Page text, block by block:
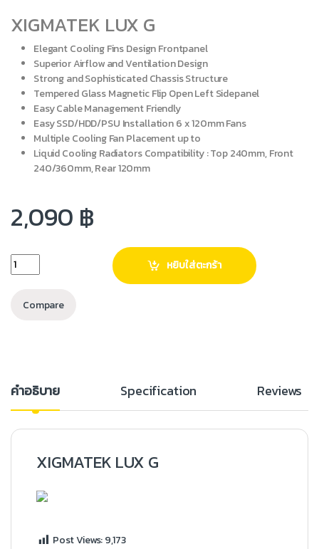
XIGMATEK LUX G
Elegant Cooling Fins Design Frontpanel
Superior Airflow and Ventilation Design
Strong and Sophisticated Chassis Structure
Tempered Glass Magnetic Flip Open Left Sidepanel
Easy Cable Management Friendly
Easy SSD/HDD/PSU Installation 6 x 120mm Fans
Multiple Cooling Fan Placement up to
Liquid Cooling Radiators Compatibility : Top 240mm, Front
240/360mm, Rear 120mm
2,090 ฿
หยิบใส่ตะกร้า
Compare
คำอธิบาย Specification Reviews
XIGMATEK LUX G
Post Views:9,173